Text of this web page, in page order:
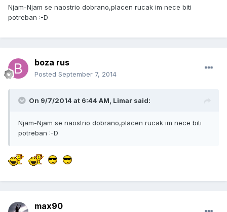
Njam-Njam se naostrio dobrano,placen rucak im nece biti
potreban :-D
boza rus
Posted September 7, 2014
On 9/7/2014 at 6:44 AM, Limar said:
Njam-Njam se naostrio dobrano,placen rucak im nece biti
potreban :-D
max90